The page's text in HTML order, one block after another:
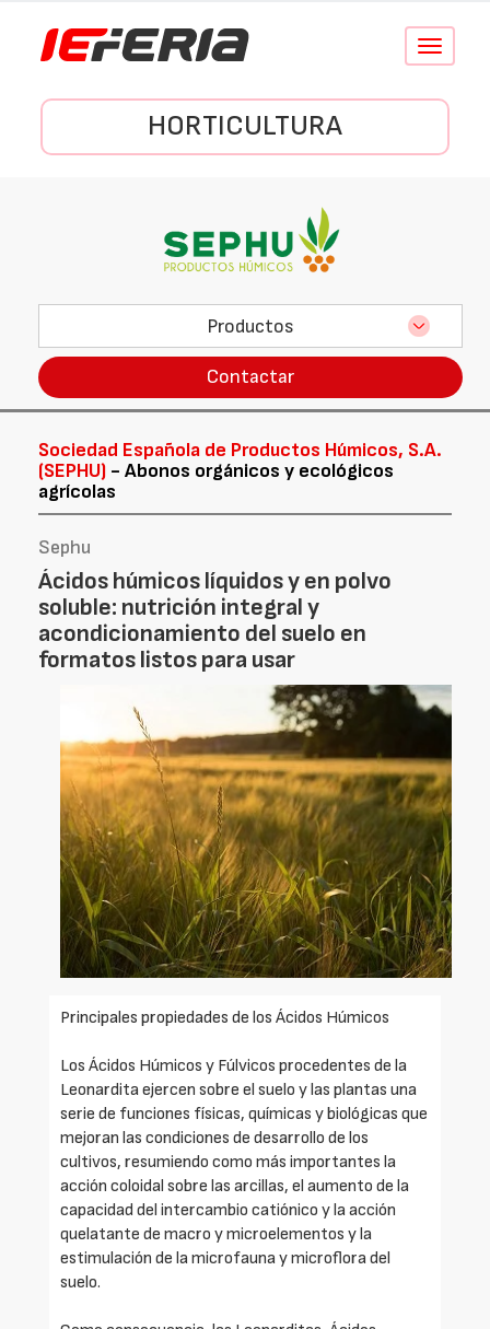
Conmutar
HORTICULTURA
Productos
Contactar
Sociedad Española de Productos Húmicos, S.A.
(SEPHU) - Abonos orgánicos y ecológicos
agrícolas
Sephu
Ácidos húmicos líquidos y en polvo
soluble: nutrición integral y
acondicionamiento del suelo en
formatos listos para usar
Principales propiedades de los Ácidos Húmicos
Los Ácidos Húmicos y Fúlvicos procedentes de la
Leonardita ejercen sobre el suelo y las plantas una
serie de funciones físicas, químicas y biológicas que
mejoran las condiciones de desarrollo de los
cultivos, resumiendo como más importantes la
acción coloidal sobre las arcillas, el aumento de la
capacidad del intercambio catiónico y la acción
quelatante de macro y microelementos y la
estimulación de la microfauna y microflora del
suelo.